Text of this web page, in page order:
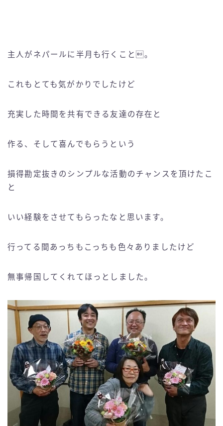
主人がネパールに半月も行くこと。
これもとても気がかりでしたけど
充実した時間を共有できる友達の存在と
作る、そして喜んでもらうという
損得勘定抜きのシンプルな活動のチャンスを頂けたこ
と
いい経験をさせてもらったなと思います。
行ってる間あっちもこっちも色々ありましたけど
無事帰国してくれてほっとしました。